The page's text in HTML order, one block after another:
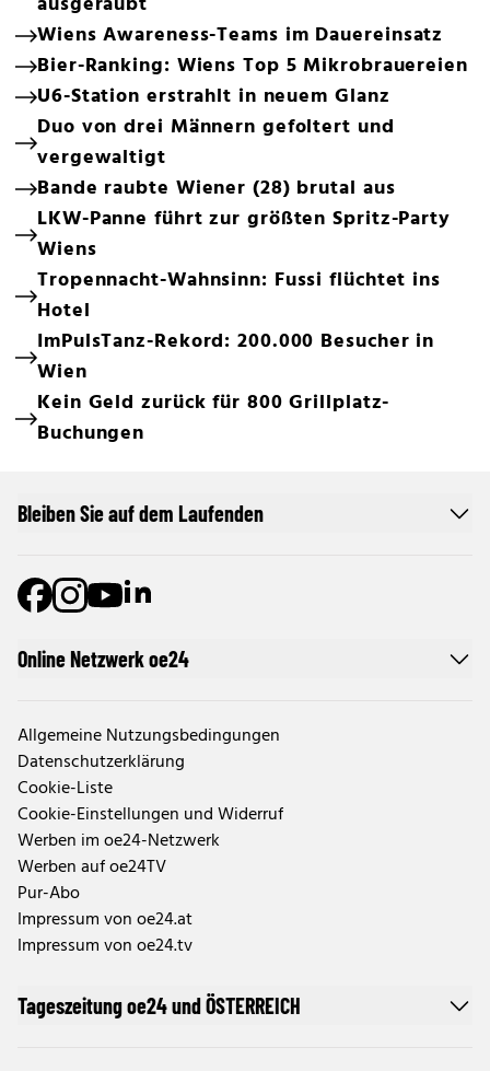
Wiens Awareness-Teams im Dauereinsatz
Bier-Ranking: Wiens Top 5 Mikrobrauereien
U6-Station erstrahlt in neuem Glanz
Duo von drei Männern gefoltert und
vergewaltigt
Bande raubte Wiener (28) brutal aus
LKW-Panne führt zur größten Spritz-Party
Wiens
Tropennacht-Wahnsinn: Fussi flüchtet ins
Hotel
ImPulsTanz-Rekord: 200.000 Besucher in
Wien
Kein Geld zurück für 800 Grillplatz-
Buchungen
Online Netzwerk oe24
Allgemeine Nutzungsbedingungen
Datenschutzerklärung
Cookie-Liste
Cookie-Einstellungen und Widerruf
Werben im oe24-Netzwerk
Werben auf oe24TV
Pur-Abo
Impressum von oe24.at
Impressum von oe24.tv
Tageszeitung oe24 und ÖSTERREICH
Bleiben Sie auf dem Laufenden